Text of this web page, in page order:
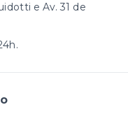
e Av. 31 de